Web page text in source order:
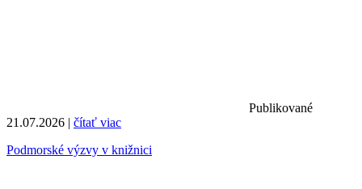
Publikované
21.07.2026 | čítať viac
Podmorské výzvy v knižnici